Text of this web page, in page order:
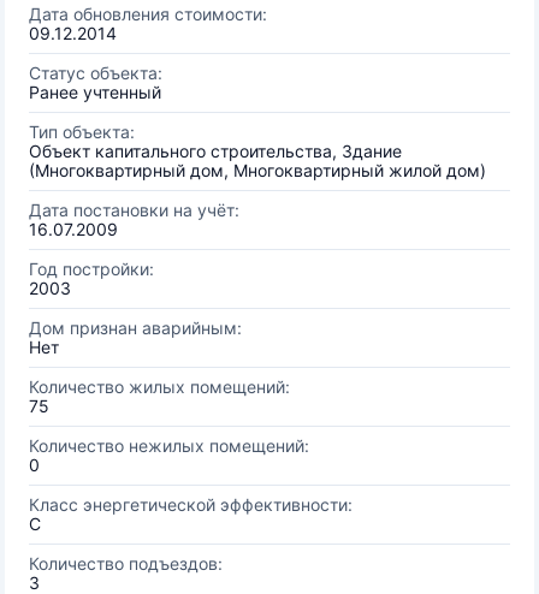
Дата обновления стоимости:
09.12.2014
Статус объекта:
Ранее учтенный
Тип объекта:
Объект капитального строительства, Здание
(Многоквартирный дом, Многоквартирный жилой дом)
Дата постановки на учёт:
16.07.2009
Год постройки:
2003
Дом признан аварийным:
Нет
Количество жилых помещений:
75
Количество нежилых помещений:
0
Класс энергетической эффективности:
C
Количество подъездов:
3